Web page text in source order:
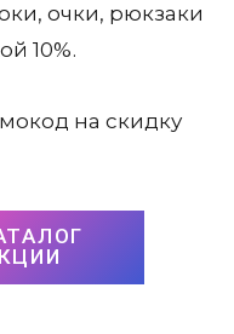
очки, рюкзаки
10%.
на скидку